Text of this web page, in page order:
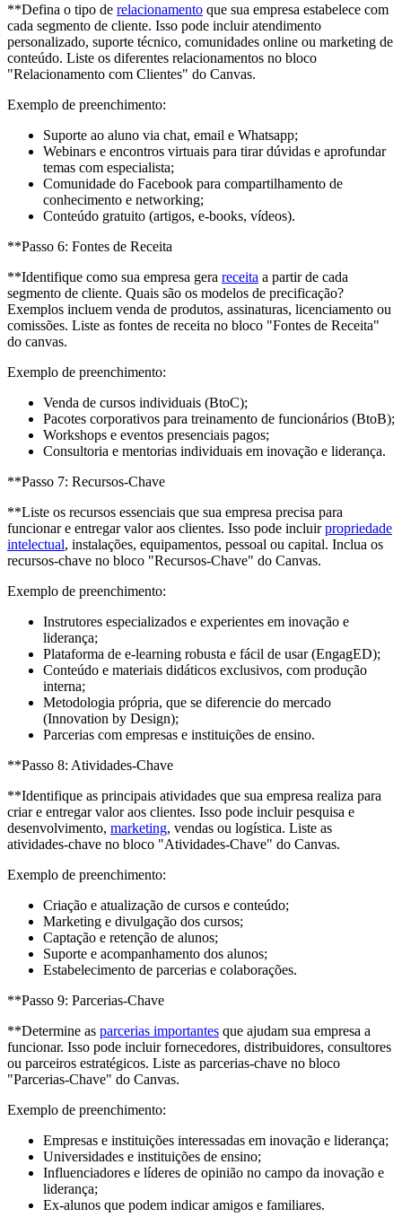
**Defina o tipo de relacionamento que sua empresa estabelece com
cada segmento de cliente. Isso pode incluir atendimento
personalizado, suporte técnico, comunidades online ou marketing de
conteúdo. Liste os diferentes relacionamentos no bloco
"Relacionamento com Clientes" do Canvas.
Exemplo de preenchimento:
Suporte ao aluno via chat, email e Whatsapp;
Webinars e encontros virtuais para tirar dúvidas e aprofundar
temas com especialista;
Comunidade do Facebook para compartilhamento de
conhecimento e networking;
Conteúdo gratuito (artigos, e-books, vídeos).
**Passo 6: Fontes de Receita
**Identifique como sua empresa gera receita a partir de cada
segmento de cliente. Quais são os modelos de precificação?
Exemplos incluem venda de produtos, assinaturas, licenciamento ou
comissões. Liste as fontes de receita no bloco "Fontes de Receita"
do canvas.
Exemplo de preenchimento:
Venda de cursos individuais (BtoC);
Pacotes corporativos para treinamento de funcionários (BtoB);
Workshops e eventos presenciais pagos;
Consultoria e mentorias individuais em inovação e liderança.
**Passo 7: Recursos-Chave
**Liste os recursos essenciais que sua empresa precisa para
funcionar e entregar valor aos clientes. Isso pode incluirpropriedade
intelectual, instalações, equipamentos, pessoal ou capital. Inclua os
recursos-chave no bloco "Recursos-Chave" do Canvas.
Exemplo de preenchimento:
Instrutores especializados e experientes em inovação e
liderança;
Plataforma de e-learning robusta e fácil de usar (EngagED);
Conteúdo e materiais didáticos exclusivos, com produção
interna;
Metodologia própria, que se diferencie do mercado
(Innovation by Design);
Parcerias com empresas e instituições de ensino.
**Passo 8: Atividades-Chave
**Identifique as principais atividades que sua empresa realiza para
criar e entregar valor aos clientes. Isso pode incluir pesquisa e
desenvolvimento, marketing, vendas ou logística. Liste as
atividades-chave no bloco "Atividades-Chave" do Canvas.
Exemplo de preenchimento:
Criação e atualização de cursos e conteúdo;
Marketing e divulgação dos cursos;
Captação e retenção de alunos;
Suporte e acompanhamento dos alunos;
Estabelecimento de parcerias e colaborações.
**Passo 9: Parcerias-Chave
**Determine as parcerias importantes que ajudam sua empresa a
funcionar. Isso pode incluir fornecedores, distribuidores, consultores
ou parceiros estratégicos. Liste as parcerias-chave no bloco
"Parcerias-Chave" do Canvas.
Exemplo de preenchimento:
Empresas e instituições interessadas em inovação e liderança;
Universidades e instituições de ensino;
Influenciadores e líderes de opinião no campo da inovação e
liderança;
Ex-alunos que podem indicar amigos e familiares.